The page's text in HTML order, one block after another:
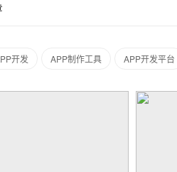
开发 APP制作工具 APP开发平台